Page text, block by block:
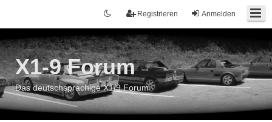
Anmelden
Registrieren
X1-9 Forum
Das deutschsprachige X1/9 Forum